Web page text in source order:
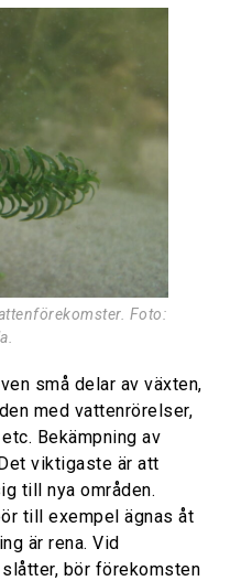
Foto:
små delar av växten,
med vattenrörelser,
Bekämpning av
viktigaste är att
till nya områden.
till exempel ägnas åt
är rena. Vid
bör förekomsten